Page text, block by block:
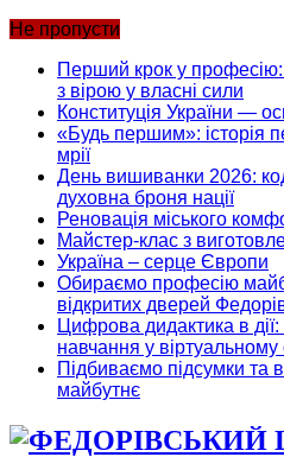
Не пропусти
Перший крок у професію:
з вірою у власні сили
Конституція України —
«Будь першим»: історія
мрії
День вишиванки 2026:
духовна броня нації
Реновація міського
Майстер-клас з
Україна – серце Європи
Обираємо професію
відкритих дверей
Цифрова дидактика в дії:
навчання у
Підбиваємо підсумки та
майбутнє